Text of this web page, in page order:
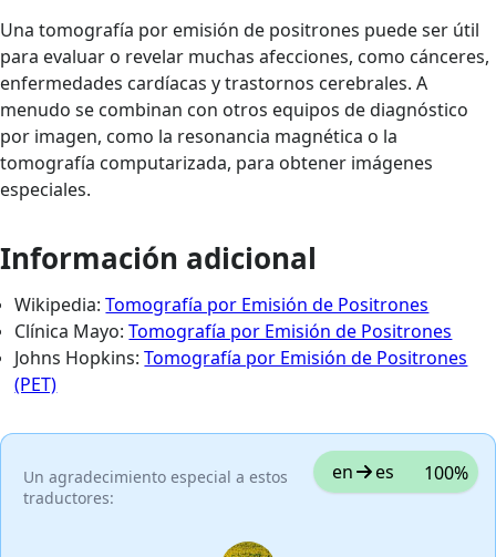
Una tomografía por emisión de positrones puede ser útil
para evaluar o revelar muchas afecciones, como cánceres,
enfermedades cardíacas y trastornos cerebrales. A
menudo se combinan con otros equipos de diagnóstico
por imagen, como la resonancia magnética o la
tomografía computarizada, para obtener imágenes
especiales.
Información adicional
Wikipedia:Tomografía por Emisión de Positrones
Clínica Mayo:Tomografía por Emisión de Positrones
Johns Hopkins:Tomografía por Emisión de Positrones
(PET)
Un agradecimiento especial a estos
traductores:
en es 100%